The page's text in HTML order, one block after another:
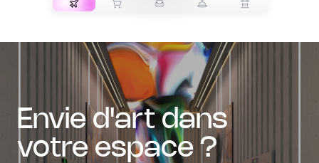
envie d'art dans
votre espace ?